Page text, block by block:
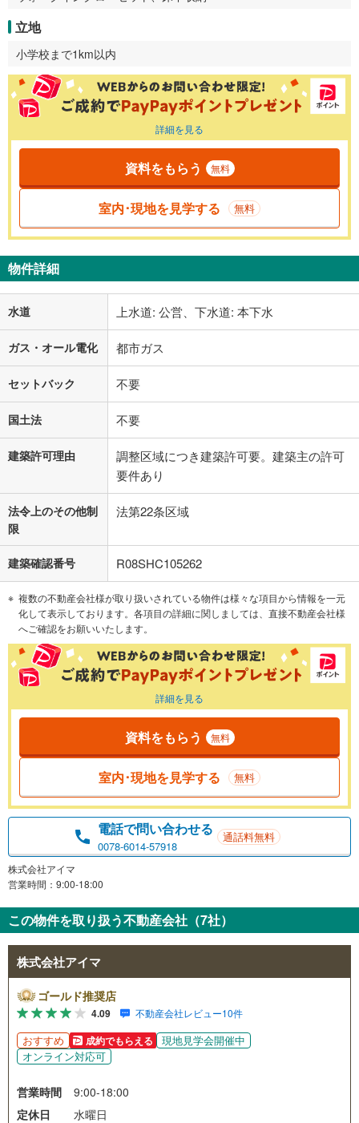
立地
小学校まで1km以内
詳細を見る
資料をもらう 無料
室内･現地を見学する 無料
物件詳細
水道 上水道: 公営、下水道: 本下水
ガス・オール電化 都市ガス
セットバック 不要
国土法 不要
建築許可理由
調整区域につき建築許可要。建築主の許可
要件あり
法令上のその他制
限
法第22条区域
建築確認番号 R08SHC105262
複数の不動産会社様が取り扱いされている物件は様々な項目から情報を一元
化して表示しております。各項目の詳細に関しましては、直接不動産会社様
へご確認をお願いいたします。
詳細を見る
資料をもらう 無料
室内･現地を見学する 無料
電話で問い合わせる
0078-6014-57918
通話料無料
株式会社アイマ
営業時間：9:00-18:00
この物件を取り扱う不動産会社（7社）
株式会社アイマ
ゴールド推奨店
4.09 不動産会社レビュー10件
おすすめ 成約でもらえる
現地見学会開催中
オンライン対応可
営業時間
9:00-18:00
定休日
水曜日